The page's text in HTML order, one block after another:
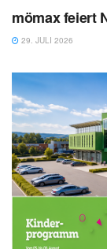
mömax feiert
29. JULI 2026